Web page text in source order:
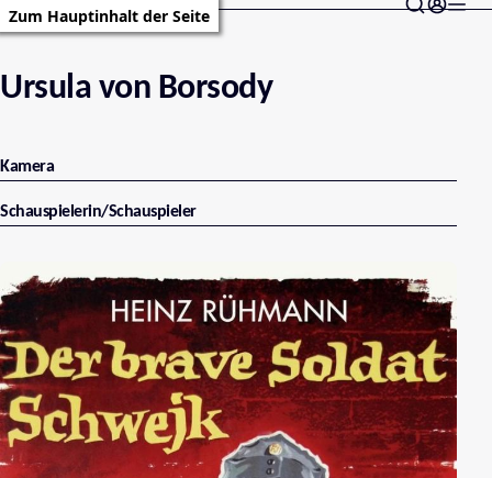
Zum Hauptinhalt der Seite
Ursula von Borsody
Kamera
Schauspielerin/Schauspieler